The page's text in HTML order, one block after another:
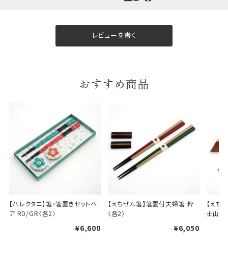
ギフト包装について
斗（のし）掛け・ギフト包装・手提げ袋を無料サービス
包装紙について
包装紙は2種類あります。
A.一般的なギフトに使用する包装紙です。
B.婚礼や出産、長寿祝などに使用する包装紙です。
レビューを書く
おすすめ商品
【ハレクタニ】箸・箸置きセットペ
ア RD/GR〈各2〉
¥6,600
【えちぜん箸】箸置付夫婦箸 粋
〈各2〉
¥6,050
【えち
士山〈